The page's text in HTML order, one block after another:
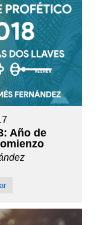
Año de